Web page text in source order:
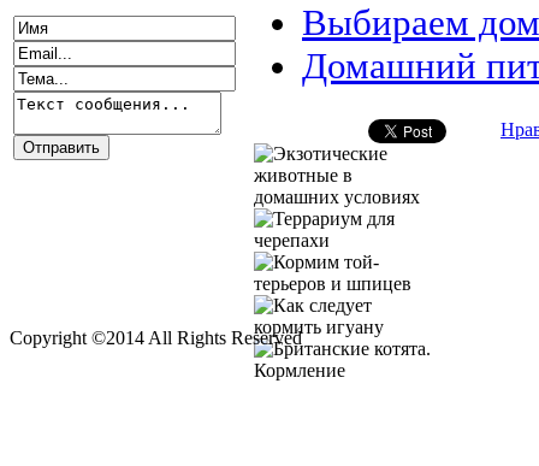
Выбираем
Домашний
Copyright ©2014 All Rights Reserved